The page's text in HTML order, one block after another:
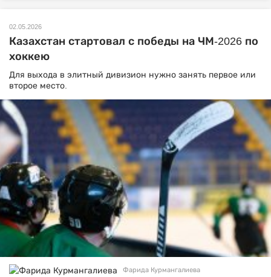
02.05.2026
Казахстан стартовал с победы на ЧМ-2026 по
хоккею
Для выхода в элитный дивизион нужно занять первое или
второе место.
Фарида Курмангалиева